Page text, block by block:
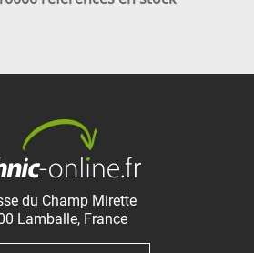
du Champ Mirette
Lamballe, France